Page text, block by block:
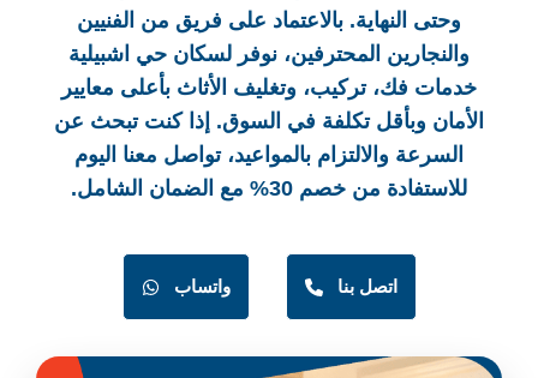
وحتى النهاية. بالاعتماد على فريق من الفنيين
والنجارين المحترفين، نوفر لسكان حي اشبيلية
خدمات فك، تركيب، وتغليف الأثاث بأعلى معايير
الأمان وبأقل تكلفة في السوق. إذا كنت تبحث عن
السرعة والالتزام بالمواعيد، تواصل معنا اليوم
للاستفادة من خصم 30% مع الضمان الشامل.
اتصل بنا واتساب